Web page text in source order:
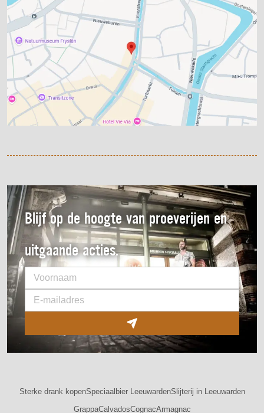
Blijf op de hoogte van proeverijen en
uitgaande acties.
Sterke drank kopenSpeciaalbier LeeuwardenSlijterij in Leeuwarden
GrappaCalvadosCognacArmagnac